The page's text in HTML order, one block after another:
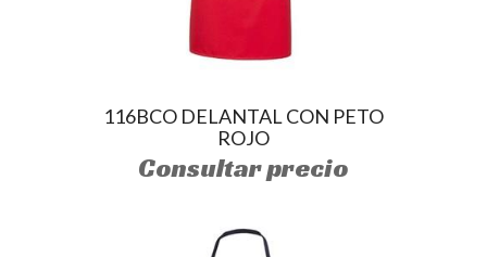
116BCO DELANTAL CON PETO
ROJO
Consultar precio